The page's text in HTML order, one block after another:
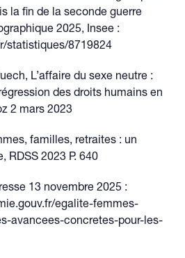
la fin de la seconde guerre
2025, Insee :
statistiques/8719824
L’affaire du sexe neutre :
des droits humains en
2 mars 2023
familles, retraites : un
RDSS 2023 P. 640
13 novembre 2025 :
egalite-femmes-
avancees-concretes-pour-les-